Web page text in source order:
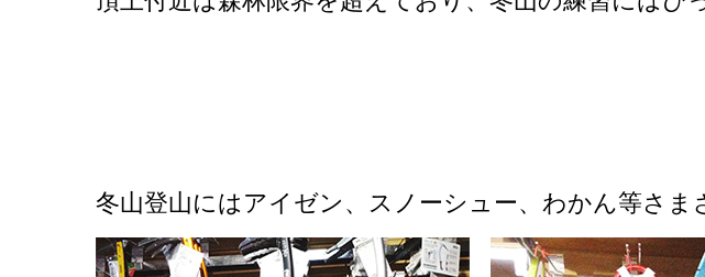
冬山登山にはアイゼン、スノーシュー、わかん等さま